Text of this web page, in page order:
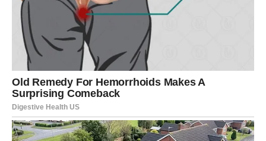
Duškova bol i suočavanje sa stvarnošću
Kada je Duško saznao za Nikin brak, njegov svijet se srušio.
Vjerovao je da poznaje svoju partnericu i da su njihovi osjećaji
dovoljno jaki da prevaziđu sve prepreke. Mislio je da će